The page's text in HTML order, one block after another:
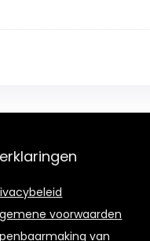
voorwaarden
van